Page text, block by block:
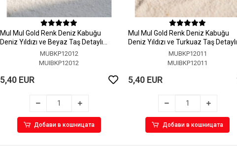
MuI MuI Gold Renk Deniz Kabuğu
Deniz Yıldızı ve Beyaz Taş Detaylı
MUBKP12012
MUIBKP12012
5,40 EUR
Добави в кошницата
MuI MuI Gold Renk Deniz Kabuğu
Deniz Yıldızı ve Turkuaz Taş Detaylı
MUBKP12011
MUIBKP12011
5,40 EUR
Добави в кошницата